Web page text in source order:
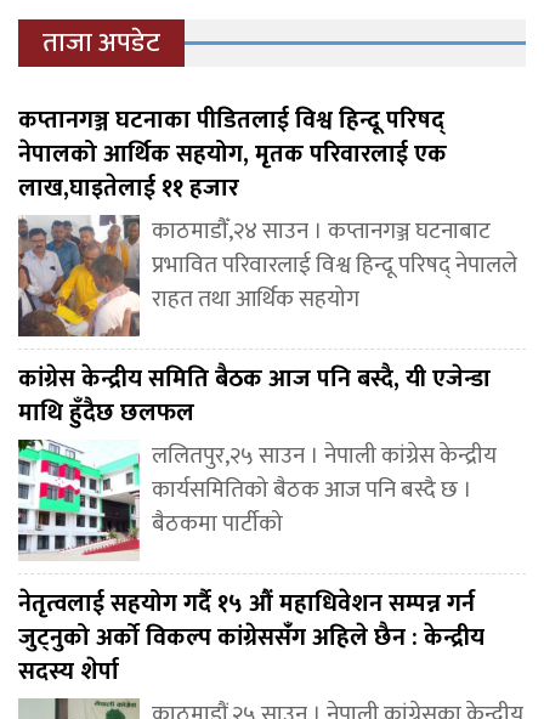
ताजा अपडेट
कप्तानगञ्ज घटनाका पीडितलाई विश्व हिन्दू परिषद्
नेपालको आर्थिक सहयोग, मृतक परिवारलाई एक
लाख,घाइतेलाई ११ हजार
काठमाडौँ,२४ साउन । कप्तानगञ्ज घटनाबाट
प्रभावित परिवारलाई विश्व हिन्दू परिषद् नेपालले
राहत तथा आर्थिक सहयोग
कांग्रेस केन्द्रीय समिति बैठक आज पनि बस्दै, यी एजेन्डा
माथि हुँदैछ छलफल
ललितपुर,२५ साउन । नेपाली कांग्रेस केन्द्रीय
कार्यसमितिको बैठक आज पनि बस्दै छ ।
बैठकमा पार्टीको
नेतृत्वलाई सहयोग गर्दै १५ औं महाधिवेशन सम्पन्न गर्न
जुट्नुको अर्को विकल्प कांग्रेससंँग अहिले छैन : केन्द्रीय
सदस्य शेर्पा